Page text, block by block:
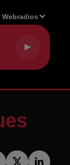
Webradios